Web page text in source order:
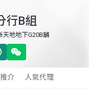
行B組
天地地下G20B舖
介 人氣代理